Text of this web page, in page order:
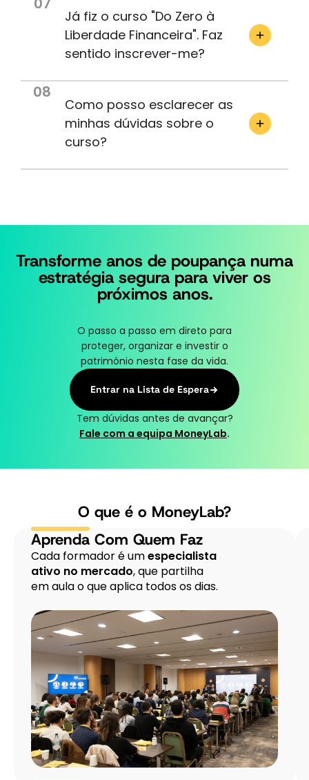
área
de
Employee
Benefits
Portugal
e,
atualmente,
Conselho
Administração,
apoiando
a
tomada
decisão
estratégica,
a
de
modelo
de
negócio,
relacionamento
a
de
soluções
sustentáveis
para
Corporate.
Possui
experiência
relevante
em
programas
internacionais
de
benefícios,
representação
em
Já fiz o curso "Do Zero à
Liberdade Financeira". Faz
sentido inscrever-me?
Como posso esclarecer as
minhas dúvidas sobre o
curso?
08
Transforme anos de poupança numa
estratégia segura para viver os
próximos anos.
O passo a passo em direto para
proteger, organizar e investir o
património nesta fase da vida.
Entrar na Lista de Espera
Tem dúvidas antes de avançar?
Fale com a equipa MoneyLab.
O que é o MoneyLab?
Aprenda Com Quem Faz
Cada formador é umespecialista
ativo no mercado, que partilha
em aula o que aplica todos os dias.